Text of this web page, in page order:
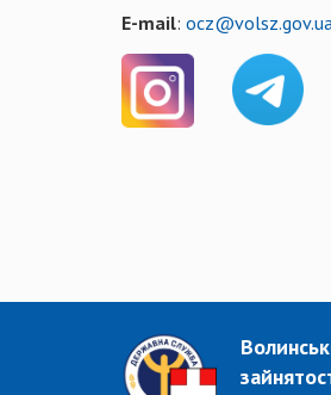
E-mail: ocz@volsz.gov.ua